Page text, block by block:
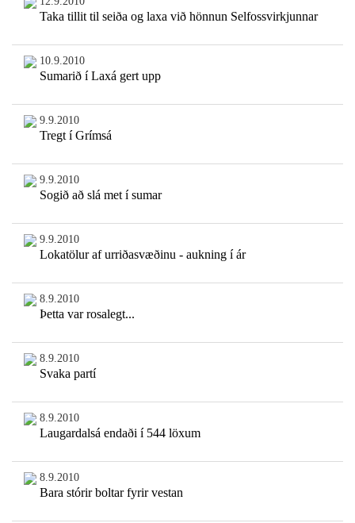
Taka tillit til seiða og laxa við hönnun Selfossvirkjunnar
10.9.2010
Sumarið í Laxá gert upp
9.9.2010
Tregt í Grímsá
9.9.2010
Sogið að slá met í sumar
9.9.2010
Lokatölur af urriðasvæðinu - aukning í ár
8.9.2010
Þetta var rosalegt...
8.9.2010
Svaka partí
8.9.2010
Laugardalsá endaði í 544 löxum
8.9.2010
Bara stórir boltar fyrir vestan